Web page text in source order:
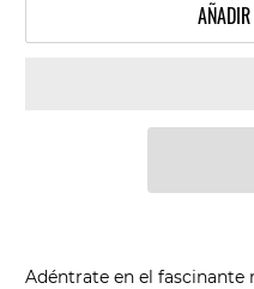
Adéntrate en el